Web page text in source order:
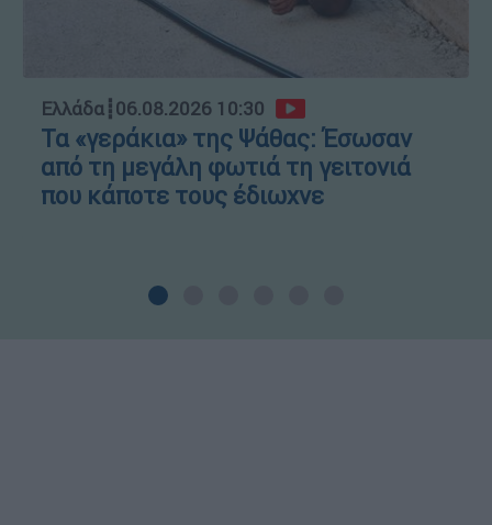
Ελλάδα┋06.08.2026 10:30
Τα «γεράκια» της Ψάθας: Έσωσαν
από τη μεγάλη φωτιά τη γειτονιά
που κάποτε τους έδιωχνε